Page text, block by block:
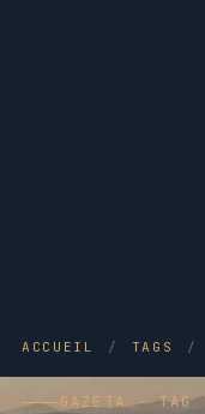
ACCUEIL / TAGS /
GAZETA · TAG